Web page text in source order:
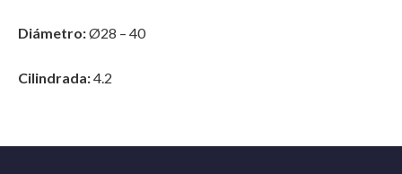
Diámetro:Ø28 – 40
Cilindrada:4.2